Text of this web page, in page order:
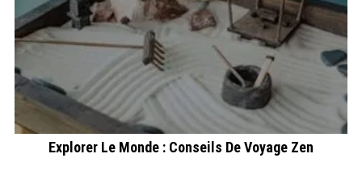
Explorer Le Monde : Conseils De Voyage Zen